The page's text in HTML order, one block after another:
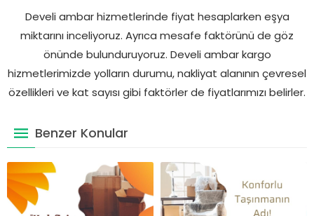
Develi ambar hizmetlerinde fiyat hesaplarken eşya
miktarını inceliyoruz. Ayrıca mesafe faktörünü de göz
önünde bulunduruyoruz. Develi ambar kargo
hizmetlerimizde yolların durumu, nakliyat alanının çevresel
özellikleri ve kat sayısı gibi faktörler de fiyatlarımızı belirler.
Benzer Konular